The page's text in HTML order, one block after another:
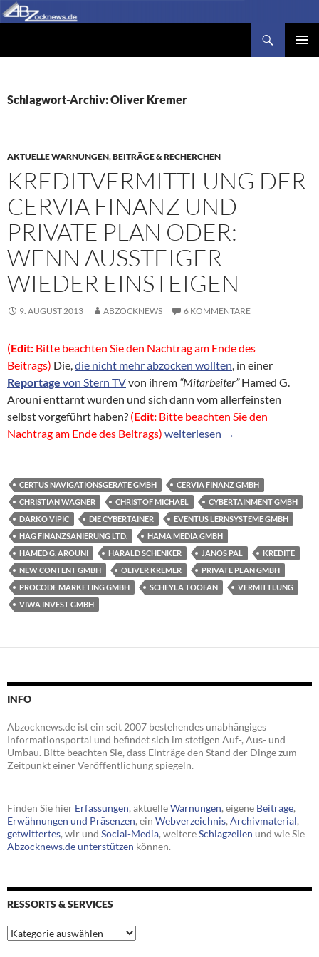
Zum
Inhalt
Schlagwort-Archiv: Oliver Kremer
AKTUELLE WARNUNGEN,BEITRÄGE & RECHERCHEN
KREDITVERMITTLUNG DER
CERVIA FINANZ UND
PRIVATE PLAN ODER:
WENN AUSSTEIGER
WIEDER EINSTEIGEN
9. AUGUST 2013 ABZOCKNEWS 6 KOMMENTARE
(Edit: Bitte beachten Sie den Nachtrag am Ende des
Beitrags) Die,die nicht mehr abzocken wollten, in einer
Reportage von Stern TVvon ihrem “Mitarbeiter”Hamed G.
Arouni enttarnt wurden und sich dann vom allerfeinsten
selbst vorgeführt haben? (Edit: Bitte beachten Sie den
Nachtrag am Ende des Beitrags) Kreditvermittlung der Cervia
weiterlesen →
CERTUS NAVIGATIONSGERÄTE GMBH
CERVIA FINANZ GMBH
CHRISTIAN WAGNER
CHRISTOF MICHAEL
CYBERTAINMENT GMBH
DARKO VIPIC
DIE CYBERTAINER
EVENTUS LERNSYSTEME GMBH
HAG FINANZSANIERUNG LTD.
HAMA MEDIA GMBH
HAMED G. AROUNI
HARALD SCHENKER JANOS PAL
KREDITE
NEW CONTENT GMBH
OLIVER KREMER
PRIVATE PLAN GMBH
PROCODE MARKETING GMBH
SCHEYLA TOOFAN
VERMITTLUNG
VIWA INVEST GMBH
INFO
Abzocknews.de ist ein seit 2007 bestehendes unabhängiges
Informationsportal und befindet sich im stetigen Auf-, Aus- und
Umbau. Bitte beachten Sie, dass Einträge den Stand der Dinge zum
Zeitpunkt einer Veröffentlichung spiegeln.
Finden Sie hier Erfassungen, aktuelleWarnungen, eigene Beiträge,
Erwähnungen und Präsenzen, ein Webverzeichnis, Archivmaterial,
getwittertes, wir und Social-Media, weitereSchlagzeilen und wie Sie
Abzocknews.de unterstützen können.
RESSORTS & SERVICES
Ressorts
&